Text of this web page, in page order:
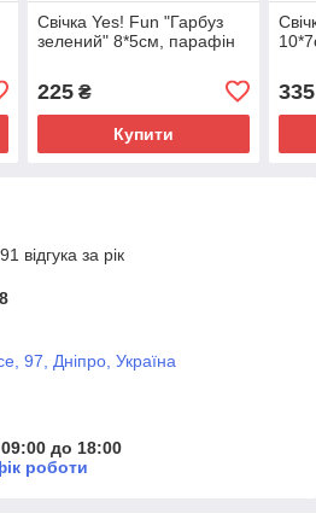
Свічка Yes! Fun "Гарбуз
зелений" 8*5см, парафін
225₴
Купити
335
відгука за рік
97, Дніпро, Україна
до 18:00
роботи